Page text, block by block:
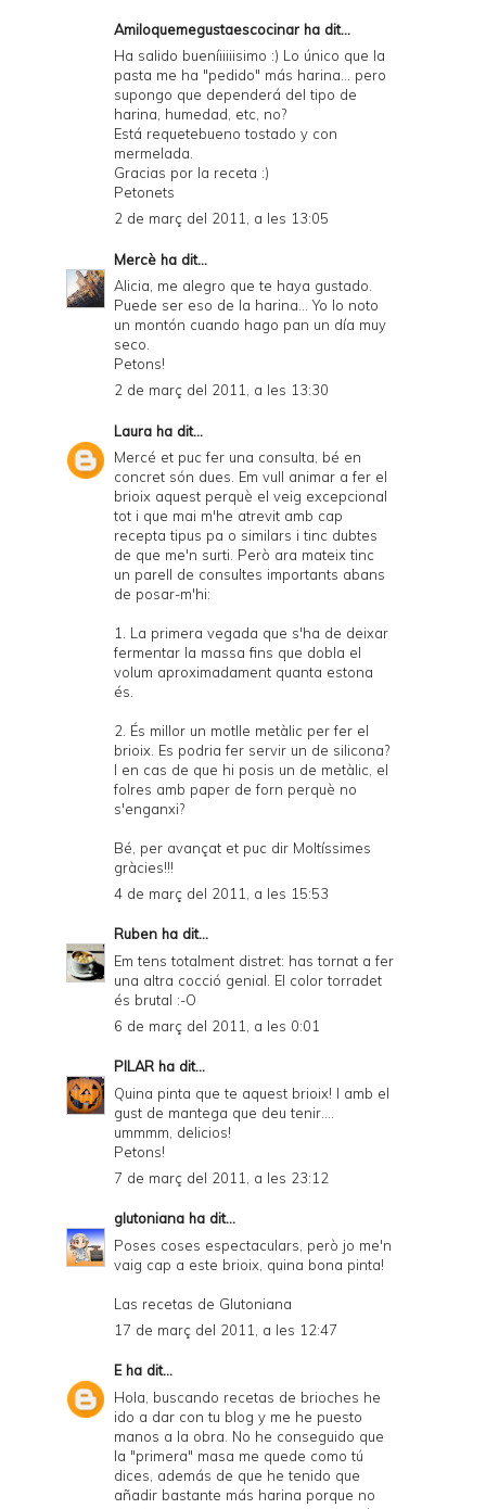
Amiloquemegustaescocinar ha dit...
Ha salido bueníiiiiisimo :) Lo único que la
pasta me ha "pedido" más harina... pero
supongo que dependerá del tipo de
harina, humedad, etc, no?
Está requetebueno tostado y con
mermelada.
Gracias por la receta :)
Petonets
2 de març del 2011, a les 13:05
Mercè ha dit...
Alicia, me alegro que te haya gustado.
Puede ser eso de la harina... Yo lo noto
un montón cuando hago pan un día muy
seco.
Petons!
2 de març del 2011, a les 13:30
Laura ha dit...
Mercé et puc fer una consulta, bé en
concret són dues. Em vull animar a fer el
brioix aquest perquè el veig excepcional
tot i que mai m'he atrevit amb cap
recepta tipus pa o similars i tinc dubtes
de que me'n surti. Però ara mateix tinc
un parell de consultes importants abans
de posar-m'hi:
1. La primera vegada que s'ha de deixar
fermentar la massa fins que dobla el
volum aproximadament quanta estona
és.
2. És millor un motlle metàlic per fer el
brioix. Es podria fer servir un de silicona?
I en cas de que hi posis un de metàlic, el
folres amb paper de forn perquè no
s'enganxi?
Bé, per avançat et puc dir Moltíssimes
gràcies!!!
4 de març del 2011, a les 15:53
Ruben ha dit...
Em tens totalment distret: has tornat a fer
una altra cocció genial. El color torradet
és brutal :-O
6 de març del 2011, a les 0:01
PILAR ha dit...
Quina pinta que te aquest brioix! I amb el
gust de mantega que deu tenir....
ummmm, delicios!
Petons!
7 de març del 2011, a les 23:12
glutoniana ha dit...
Poses coses espectaculars, però jo me'n
vaig cap a este brioix, quina bona pinta!
Las recetas de Glutoniana
17 de març del 2011, a les 12:47
Eha dit...
Hola, buscando recetas de brioches he
ido a dar con tu blog y me he puesto
manos a la obra. No he conseguido que
la "primera" masa me quede como tú
dices, además de que he tenido que
añadir bastante más harina porque no